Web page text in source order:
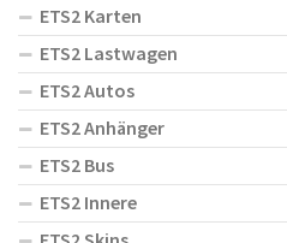
ETS2 Karten
ETS2 Lastwagen
ETS2 Autos
ETS2 Anhänger
ETS2 Bus
ETS2 Innere